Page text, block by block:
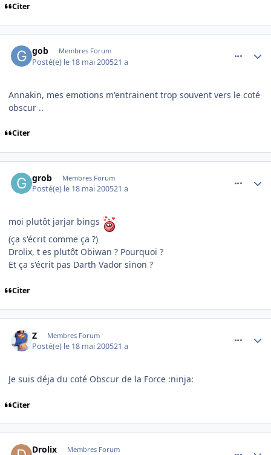
Citer
gob Membres Forum
Posté(e) le 18 mai 200521 a
Annakin, mes emotions m'entrainent trop souvent vers le coté
obscur ..
Citer
grob Membres Forum
Posté(e) le 18 mai 200521 a
moi plutôt jarjar bings
(ça s'écrit comme ça ?)
Drolix, t es plutôt Obiwan ? Pourquoi ?
Et ça s'écrit pas Darth Vador sinon ?
Citer
Z Membres Forum
Posté(e) le 18 mai 200521 a
Je suis déja du coté Obscur de la Force :ninja:
Citer
Drolix Membres Forum